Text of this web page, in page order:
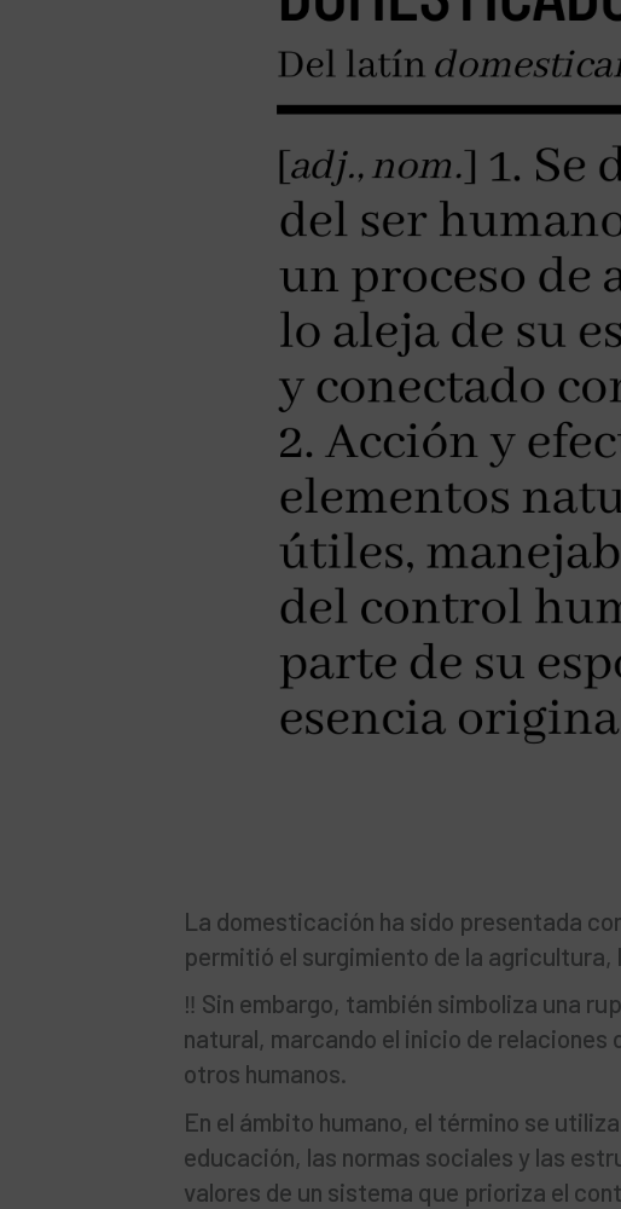
La domesticación ha sido presentada
permitió el surgimiento de la agricultura,
‼️ Sin embargo, también simboliza una
natural, marcando el inicio de relaciones
otros humanos.
En el ámbito humano, el término se
educación, las normas sociales y las
valores de un sistema que prioriza el